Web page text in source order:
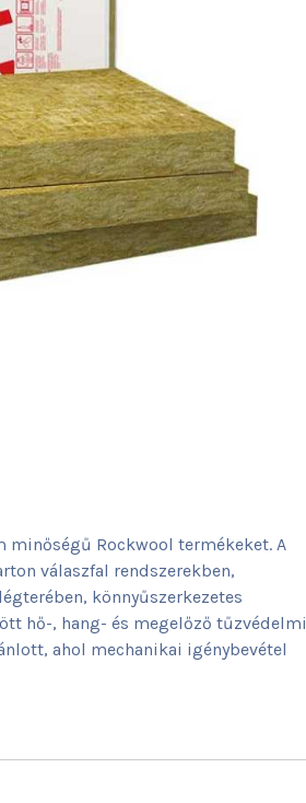
minőségű Rockwool termékeket. A
válaszfal rendszerekben,
könnyűszerkezetes
hő-, hang- és megelőző tűzvédelmi
ahol mechanikai igénybevétel